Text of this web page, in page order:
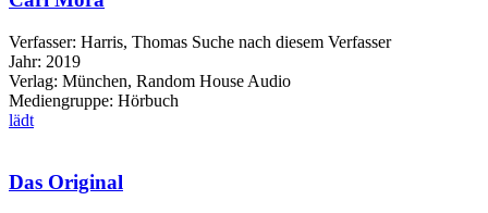
Verfasser: Harris, Thomas Suche nach diesem Verfasser
Jahr: 2019
Verlag: München, Random House Audio
Mediengruppe: Hörbuch
lädt
Das Original